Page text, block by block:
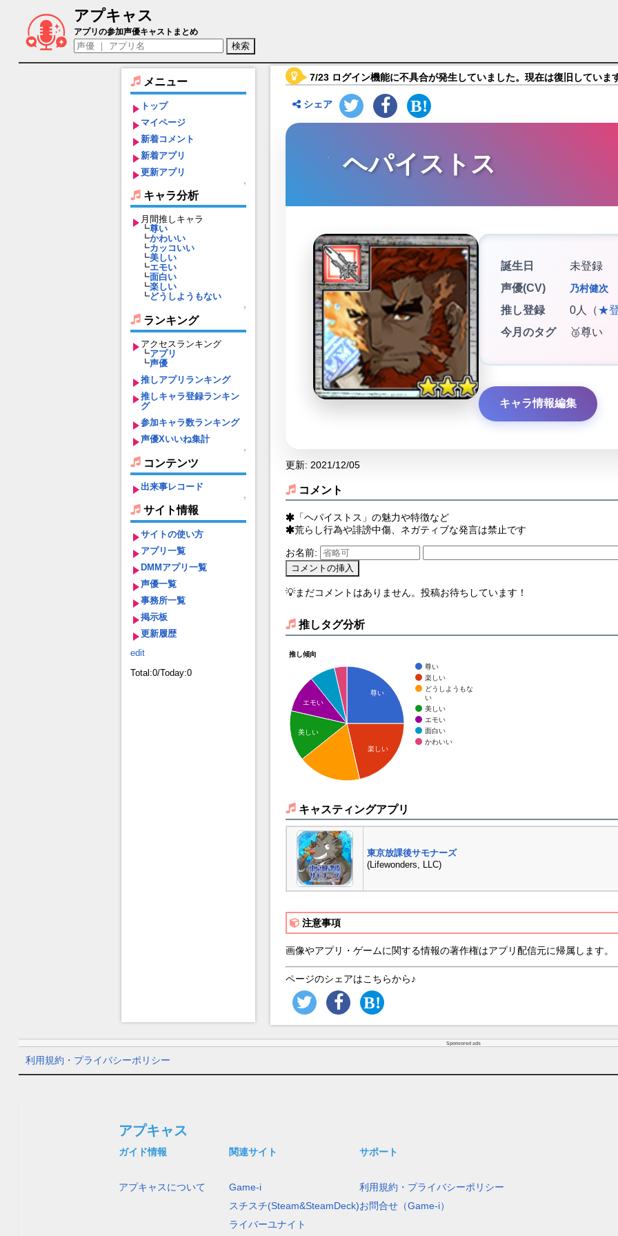
アプキャス
ヘパイストス（声優：乃村健次)【東京放課後サモナーズ】キャラ紹介
アプリの参加声優キャストまとめ
メニュー
トップ
マイページ
新着コメント
新着アプリ
更新アプリ
↑
キャラ分析
月間推しキャラ
┗尊い
┗かわいい
┗カッコいい
┗美しい
┗エモい
┗面白い
┗楽しい
┗どうしようもない
↑
ランキング
アクセスランキング
┗アプリ
┗声優
推しアプリランキング
推しキャラ登録ランキン
グ
参加キャラ数ランキング
声優Xいいね集計
↑
コンテンツ
出来事レコード
↑
サイト情報
サイトの使い方
アプリ一覧
DMMアプリ一覧
声優一覧
事務所一覧
掲示板
更新履歴
edit
Total:0/Today:0
7/23 ログイン機能に不具合が発生していました。現在は復旧していま
シェア
ヘパイストス
誕生日
未登録
声優(CV)
乃村健次
推し登録 0人（★
今月のタグ
🥉尊い
キャラ情報編集
更新: 2021/12/05
コメント
「ヘパイストス」の魅力や特徴など
荒らし行為や誹謗中傷、ネガティブな発言は禁止です
お名前:
💡まだコメントはありません。投稿お待ちしています！
推しタグ分析
推し傾向
尊い
楽しい
どうしようもな
い
美しい
エモい
面白い
かわいい
尊い
楽しい
エモい
美しい
キャスティングアプリ
東京放課後サモナーズ
(Lifewonders, LLC)
注意事項
画像やアプリ・ゲームに関する情報の著作権はアプリ配信元に帰属します。
ページのシェアはこちらから♪
Sponsored ads
利用規約・プライバシーポリシー
アプキャス
ガイド情報
アプキャスについて
関連サイト
Game-i
スチスチ(Steam&SteamDeck)
ライバーユナイト
サポート
利用規約・プライバシーポリシー
お問合せ（Game-i）